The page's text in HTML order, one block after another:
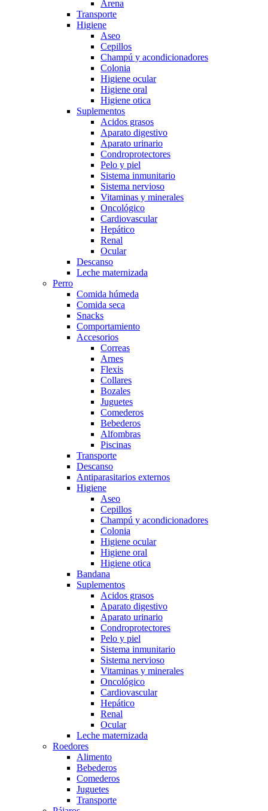
Arena
Transporte
Higiene
Aseo
Cepillos
Champú y acondicionadores
Colonia
Higiene ocular
Higiene oral
Higiene otica
Suplementos
Acidos grasos
Aparato digestivo
Aparato urinario
Condroprotectores
Pelo y piel
Sistema inmunitario
Sistema nervioso
Vitaminas y minerales
Oncológico
Cardiovascular
Hepático
Renal
Ocular
Descanso
Leche maternizada
Perro
Comida húmeda
Comida seca
Snacks
Comportamiento
Accesorios
Correas
Arnes
Flexis
Collares
Bozales
Juguetes
Comederos
Bebederos
Alfombras
Piscinas
Transporte
Descanso
Antiparasitarios externos
Higiene
Aseo
Cepillos
Champú y acondicionadores
Colonia
Higiene ocular
Higiene oral
Higiene otica
Bandana
Suplementos
Acidos grasos
Aparato digestivo
Aparato urinario
Condroprotectores
Pelo y piel
Sistema inmunitario
Sistema nervioso
Vitaminas y minerales
Oncológico
Cardiovascular
Hepático
Renal
Ocular
Leche maternizada
Roedores
Alimento
Bebederos
Comederos
Juguetes
Transporte